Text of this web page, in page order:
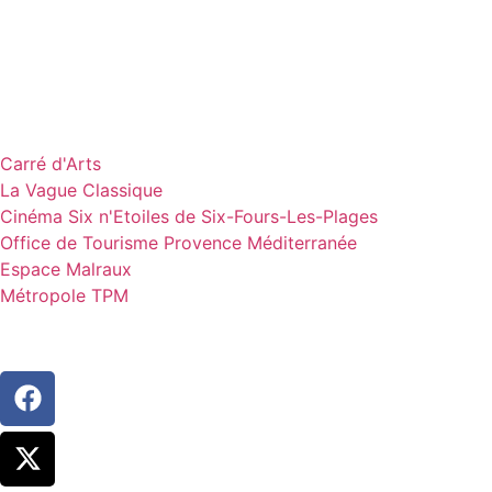
Carré d'Arts
La Vague Classique
Cinéma Six n'Etoiles de Six-Fours-Les-Plages
Office de Tourisme Provence Méditerranée
Espace Malraux
Métropole TPM